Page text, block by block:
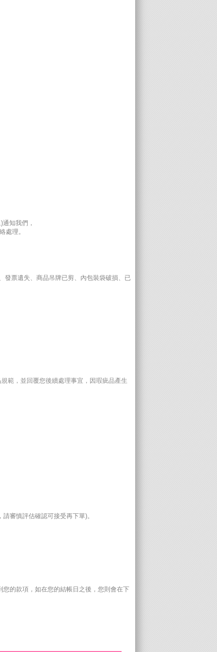
知我們，
處理。
發票遺失、商品吊牌已剪、內包裝袋破損、已
範，並回覆您後續處理事宜，因瑕疵品產生
審慎評估確認可接受再下單)。
的款項，如在您的結帳日之後，您則會在下